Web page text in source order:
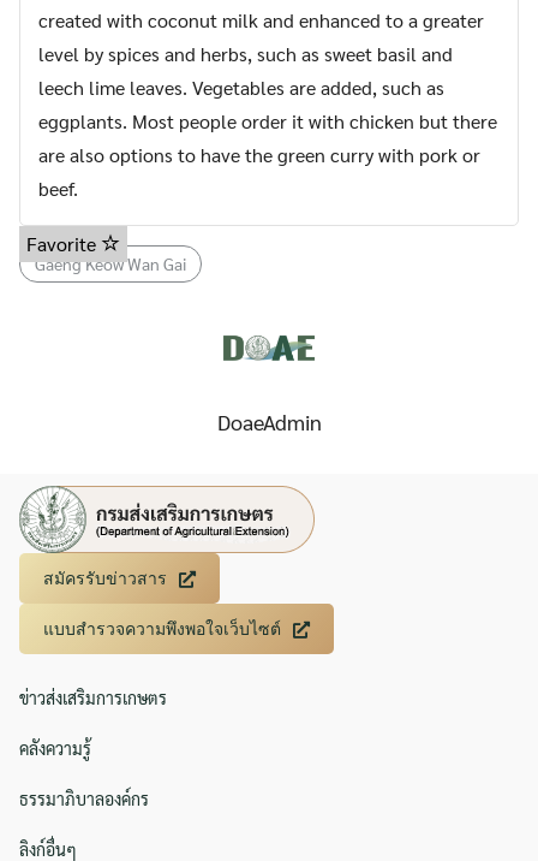
Search
Search
created with coconut milk and enhanced to a greater
level by spices and herbs, such as sweet basil and
leech lime leaves. Vegetables are added, such as
eggplants. Most people order it with chicken but there
are also options to have the green curry with pork or
beef.
Favorite
Gaeng Keow Wan Gai
DoaeAdmin
สมัครรับข่าวสาร
แบบสำรวจความพึงพอใจเว็บไซต์
ข่าวส่งเสริมการเกษตร
คลังความรู้
ธรรมาภิบาลองค์กร
ลิงก์อื่นๆ